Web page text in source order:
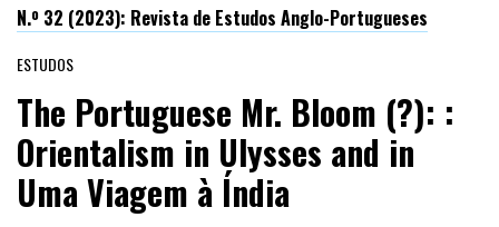
N.º 32 (2023): Revista de Estudos Anglo-Portugueses
ESTUDOS
The Portuguese Mr. Bloom (?): :
Orientalism in Ulysses and in
Uma Viagem à Índia